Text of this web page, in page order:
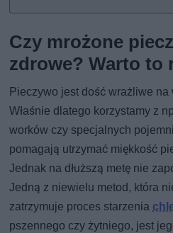
Czy mrożone
zdrowe? Warto to
Pieczywo jest dość wrażliwe
Właśnie dlatego korzystamy z
worków czy specjalnych
pomagają utrzymać miękkość
Jednak na dłuższą metę nie
Jedną z niewielu metod, która
zatrzymuje proces starzenia
pszennego czy żytniego, jest